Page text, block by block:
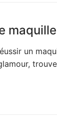
un